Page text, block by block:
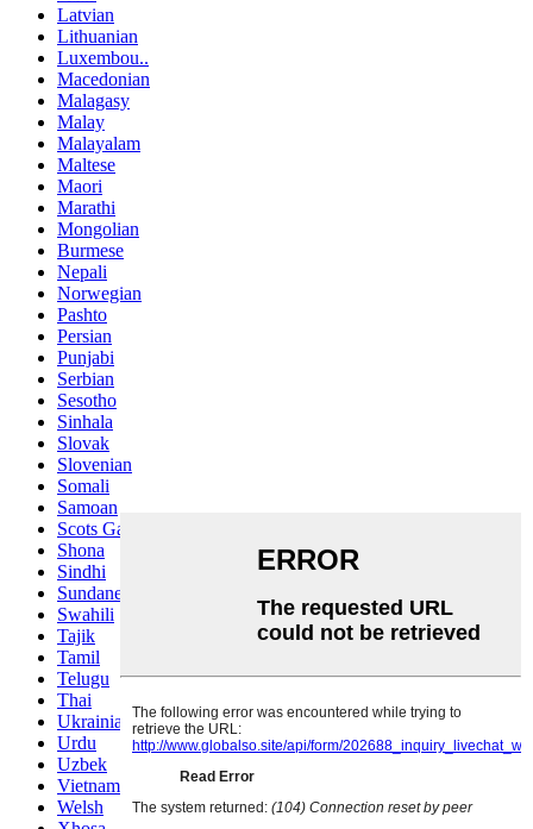
Latvian
Lithuanian
Luxembou..
Macedonian
Malagasy
Malay
Malayalam
Maltese
Maori
Marathi
Mongolian
Burmese
Nepali
Norwegian
Pashto
Persian
Punjabi
Serbian
Sesotho
Sinhala
Slovak
Slovenian
Somali
Samoan
Scots Gaelic
Shona
Sindhi
Sundanese
Swahili
Tajik
Tamil
Telugu
Thai
Ukrainian
Urdu
Uzbek
Vietnamese
Welsh